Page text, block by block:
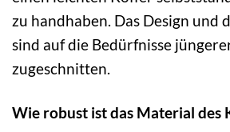
zu handhaben. Das Design und
sind auf die Bedürfnisse
zugeschnitten.
Wie robust ist das Material des